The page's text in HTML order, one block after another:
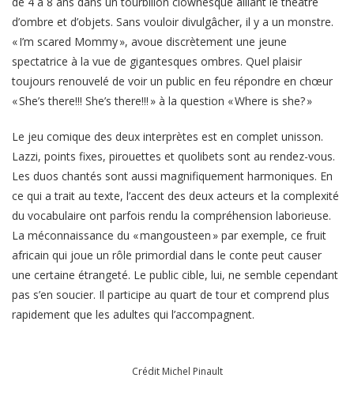
d’ombre et d’objets. Sans vouloir divulgâcher, il y a un monstre.
« I’m scared Mommy », avoue discrètement une jeune
spectatrice à la vue de gigantesques ombres. Quel plaisir
toujours renouvelé de voir un public en feu répondre en chœur
« She’s there!!! She’s there!!! » à la question « Where is she? »
Le jeu comique des deux interprètes est en complet unisson.
Lazzi, points fixes, pirouettes et quolibets sont au rendez-vous.
Les duos chantés sont aussi magnifiquement harmoniques. En
ce qui a trait au texte, l’accent des deux acteurs et la complexité
du vocabulaire ont parfois rendu la compréhension laborieuse.
La méconnaissance du « mangousteen » par exemple, ce fruit
africain qui joue un rôle primordial dans le conte peut causer
une certaine étrangeté. Le public cible, lui, ne semble cependant
pas s’en soucier. Il participe au quart de tour et comprend plus
rapidement que les adultes qui l’accompagnent.
Crédit Michel Pinault